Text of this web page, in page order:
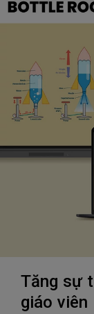
Tăng sự
giáo viên